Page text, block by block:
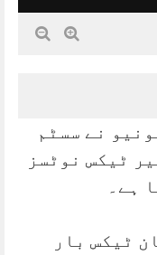
نے سسٹم
ٹیکس نوٹسز
ہے۔
ٹیکس بار